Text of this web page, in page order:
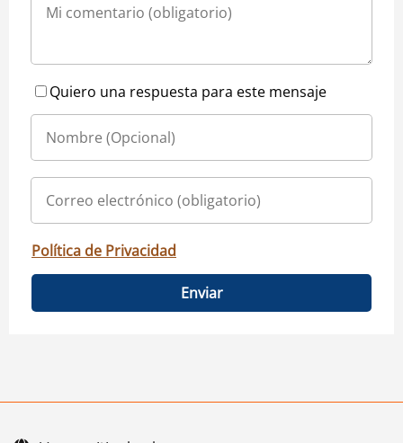
Quiero una respuesta para este mensaje
Política de Privacidad
Enviar